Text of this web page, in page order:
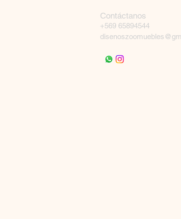
Contáctanos
+569 65894544